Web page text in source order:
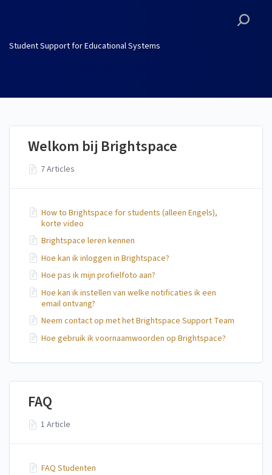
Student Support for Educational Systems
Welkom bij Brightspace
7 Articles
How to Brightspace for students (alleen Engels),
korte video
Brightspace leren kennen
Hoe kan ik inloggen in Brightspace?
Hoe pas ik mijn profielfoto aan?
Hoe kan ik instellen van welke notificaties ik een
email ontvang?
Neem contact op met het Brightspace Support Team
Hoe gebruik ik voornaamwoorden op Brightspace?
FAQ
1 Article
FAQ Studenten